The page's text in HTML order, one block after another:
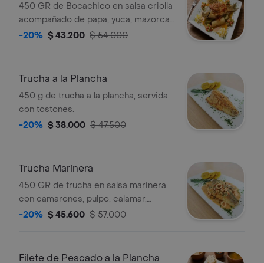
450 GR de Bocachico en salsa criolla
acompañado de papa, yuca, mazorca,
aguacate, consome y arroz blanco.
-20% $ 43.200 $ 54.000
Trucha a la Plancha
450 g de trucha a la plancha, servida
con tostones.
-20% $ 38.000 $ 47.500
Trucha Marinera
450 GR de trucha en salsa marinera
con camarones, pulpo, calamar,
palmitos, caracol, acompañado de
-20% $ 45.600 $ 57.000
Filete de Pescado a la Plancha